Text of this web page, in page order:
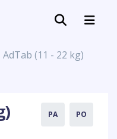
AdTab (11 - 22 kg)
PA PO